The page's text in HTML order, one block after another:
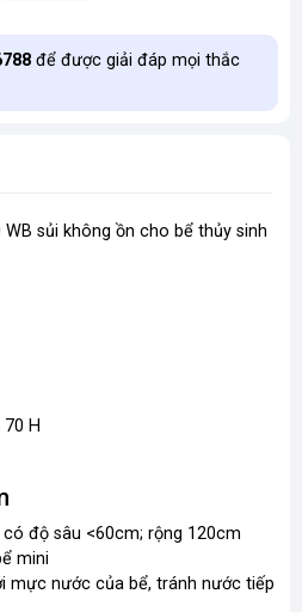
để được giải đáp mọi thắc
WB sủi không ồn cho bể thủy sinh
H
độ sâu <60cm; rộng 120cm
mini
mực nước của bể, tránh nước tiếp